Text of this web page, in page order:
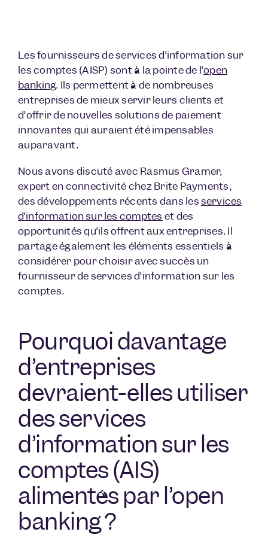
Les fournisseurs de services d’information sur
les comptes (AISP) sont à la pointe de l’open
banking. Ils permettent à de nombreuses
entreprises de mieux servir leurs clients et
d’offrir de nouvelles solutions de paiement
innovantes qui auraient été impensables
auparavant.
Nous avons discuté avec Rasmus Gramer,
expert en connectivité chez Brite Payments,
des développements récents dans lesservices
d’information sur les comptes et des
opportunités qu’ils offrent aux entreprises. Il
partage également les éléments essentiels à
considérer pour choisir avec succès un
fournisseur de services d’information sur les
comptes.
Pourquoi davantage
d’entreprises
devraient-elles utiliser
des services
d’information sur les
comptes (AIS)
alimentés par l’open
banking ?